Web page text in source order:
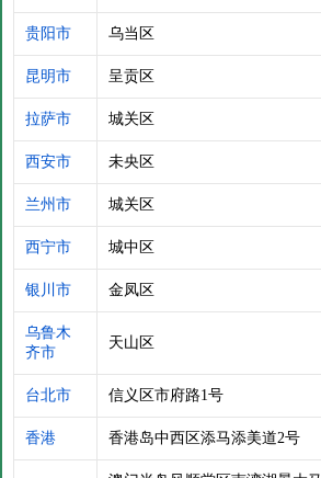
贵阳市 乌当区
昆明市 呈贡区
拉萨市 城关区
西安市 未央区
兰州市 城关区
西宁市 城中区
银川市 金凤区
乌鲁木
齐市
天山区
台北市 信义区市府路1号
香港 香港岛中西区添马添美道2号